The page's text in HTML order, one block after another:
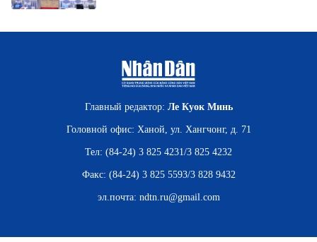
Главный редактор: Ле Куок Минь
Головной офис: Ханой, ул. Хангчонг, д. 71
Тел: (84-24) 3 825 4231/3 825 4232
Факс: (84-24) 3 825 5593/3 828 9432
эл.почта: ndtn.ru@gmail.com